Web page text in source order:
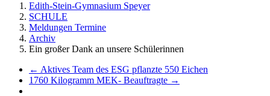
Edith-Stein-Gymnasium Speyer
SCHULE
Meldungen Termine
Archiv
Ein großer Dank an unsere Schülerinnen
← Aktives Team des ESG pflanzte 550 Eichen
1760 Kilogramm MEK- Beauftragte →